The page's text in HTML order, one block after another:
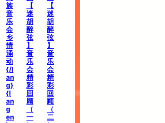
族
音
乐
会
乡
情
涌
动
{/l
an
g}
{l
an
g
en
【
迷
胡
醉
弦
】
音
乐
会
精
彩
回
顾
（
一
【
迷
胡
醉
弦
】
音
乐
会
精
彩
回
顾
（
二